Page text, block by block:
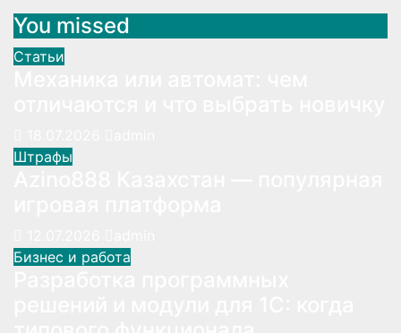
You missed
Статьи
Штрафы
Бизнес и работа